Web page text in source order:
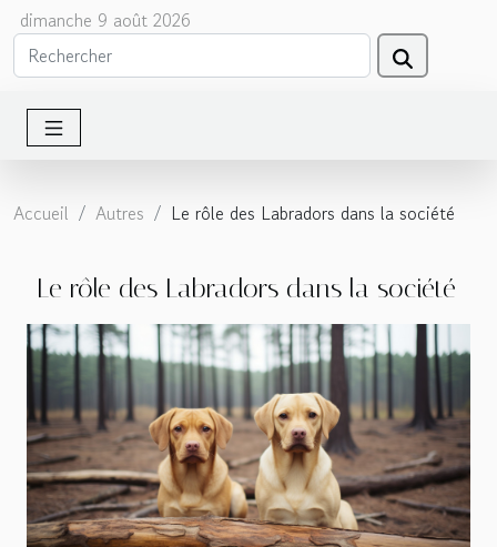
dimanche 9 août 2026
Accueil Autres Le rôle des Labradors dans la société
Le rôle des Labradors dans la société